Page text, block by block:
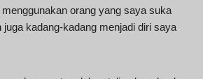
orang yang saya suka
juga kadang-kadang menjadi diri saya